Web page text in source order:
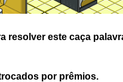
resolver este caça
por prêmios.